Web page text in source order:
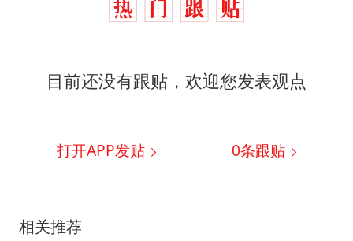
目前还没有跟贴，欢迎您发表观点
打开APP发贴 0条跟贴
相关推荐